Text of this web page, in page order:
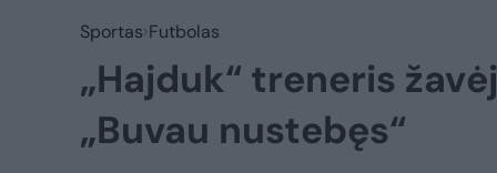
Sportas Futbolas
„Hajduk“ treneris
„Buvau nustebęs“